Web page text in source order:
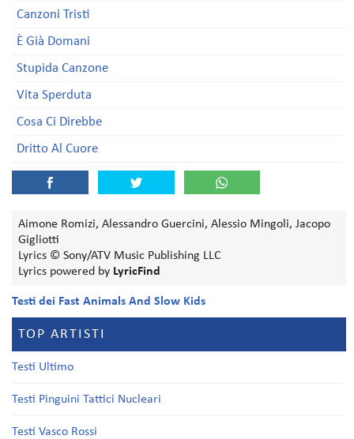
Canzoni Tristi
È Già Domani
Stupida Canzone
Vita Sperduta
Cosa Ci Direbbe
Dritto Al Cuore
Aimone Romizi, Alessandro Guercini, Alessio Mingoli, Jacopo
Gigliotti
Lyrics © Sony/ATV Music Publishing LLC
Lyrics powered by LyricFind
Testi dei Fast Animals And Slow Kids
TOP ARTISTI
Testi Ultimo
Testi Pinguini Tattici Nucleari
Testi Vasco Rossi